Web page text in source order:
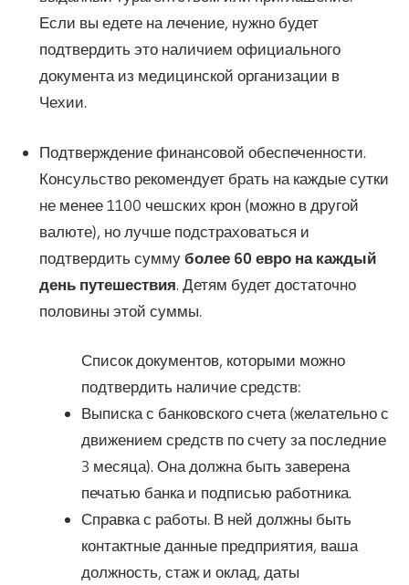
Если вы едете на лечение, нужно будет
подтвердить это наличием официального
документа из медицинской организации в
Чехии.
Подтверждение финансовой обеспеченности.
Консульство рекомендует брать на каждые сутки
не менее 1100 чешских крон (можно в другой
валюте), но лучше подстраховаться и
подтвердить суммуболее 60 евро на каждый
день путешествия. Детям будет достаточно
половины этой суммы.
Список документов, которыми можно
подтвердить наличие средств:
Выписка с банковского счета (желательно с
движением средств по счету за последние
3 месяца). Она должна быть заверена
печатью банка и подписью работника.
Справка с работы. В ней должны быть
контактные данные предприятия, ваша
должность, стаж и оклад, даты